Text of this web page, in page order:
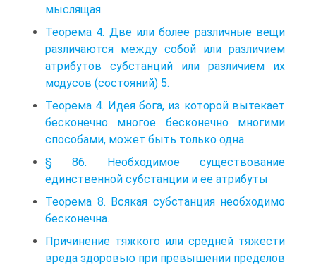
мыслящая.
Теорема 4. Две или более различные вещи
различаются между собой или различием
атрибутов субстанций или различием их
модусов (состояний) 5.
Теорема 4. Идея бога, из которой вытекает
бесконечно многое бесконечно многими
способами, может быть только одна.
§ 86. Необходимое существование
единственной субстанции и ее атрибуты
Теорема 8. Всякая субстанция необходимо
бесконечна.
Причинение тяжкого или средней тяжести
вреда здоровью при превышении пределов